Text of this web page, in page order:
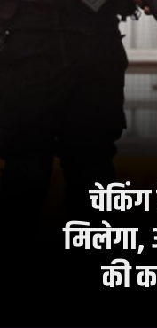
चेकिंग
की